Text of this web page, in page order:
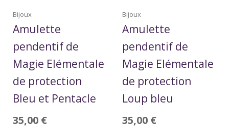
Bijoux
Amulette
pendentif de
Magie Elémentale
de protection
Bleu et Pentacle
35,00 €
Bijoux
Amulette
pendentif de
Magie Elémentale
de protection
Loup bleu
35,00 €